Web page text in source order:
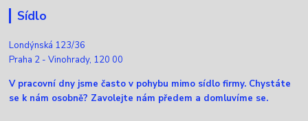
Sídlo
Londýnská 123/36
Praha 2 - Vinohrady, 120 00
V pracovní dny jsme často v pohybu mimo sídlo firmy. Chystáte
se k nám osobně? Zavolejte nám předem a domluvíme se.